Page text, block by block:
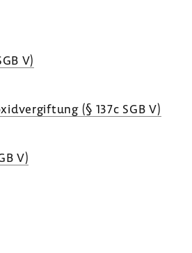
V)
(§ 137c SGB V)
V)